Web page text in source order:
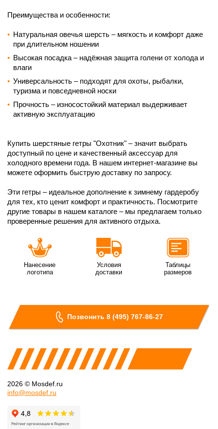
Преимущества и особенности:
Натуральная овечья шерсть – мягкость и комфорт даже
при длительном ношении
Высокая посадка – надёжная защита голени от холода и
влаги
Универсальность – подходят для охоты, рыбалки,
туризма и повседневной носки
Прочность – износостойкий материал выдерживает
активную эксплуатацию
Купить шерстяные гетры "Охотник" – значит выбрать
доступный по цене и качественный аксессуар для
холодного времени года. В нашем интернет-магазине вы
можете оформить быструю доставку по запросу.
Эти гетры – идеальное дополнение к зимнему гардеробу
для тех, кто ценит комфорт и практичность. Посмотрите
другие товары в нашем каталоге – мы предлагаем только
проверенные решения для активного отдыха.
Нанесение
логотипа
Условия
доставки
Таблицы
размеров
Позвонить 8 (495) 767-86-27
2026 © Mosdef.ru
info@mosdef.ru